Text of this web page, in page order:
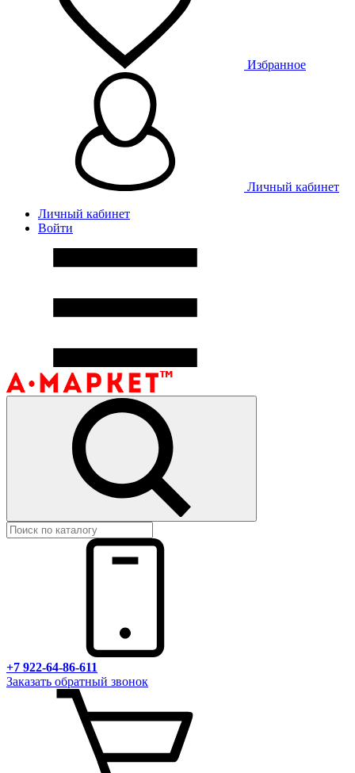
Избранное
Личный кабинет
Личный кабинет
Войти
+7 922-64-86-611
Заказать обратный звонок